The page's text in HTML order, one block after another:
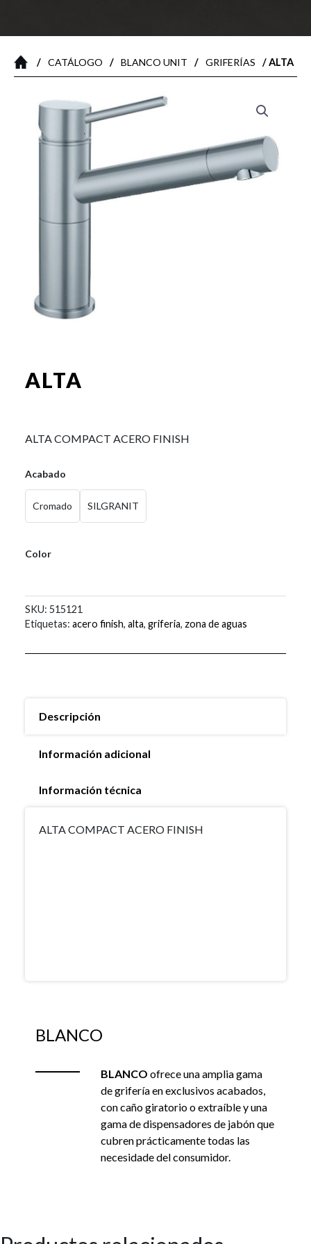
/ CATÁLOGO / BLANCO UNIT / GRIFERÍAS / ALTA
ALTA
ALTA COMPACT ACERO FINISH
Acabado
Cromado SILGRANIT
Color
SKU: 515121
Etiquetas: acero finish, alta, griferia, zona de aguas
Descripción
Información adicional
Información técnica
ALTA COMPACT ACERO FINISH
BLANCO
BLANCO ofrece una amplia gama
de grifería en exclusivos acabados,
con caño giratorio o extraíble y una
gama de dispensadores de jabón que
cubren prácticamente todas las
necesidade del consumidor.